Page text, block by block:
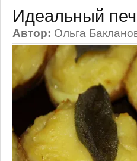
Идеальный
Автор: Ольга